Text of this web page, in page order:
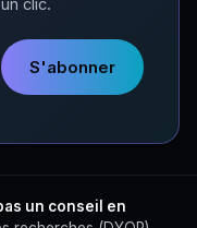
S'abonner
un conseil en